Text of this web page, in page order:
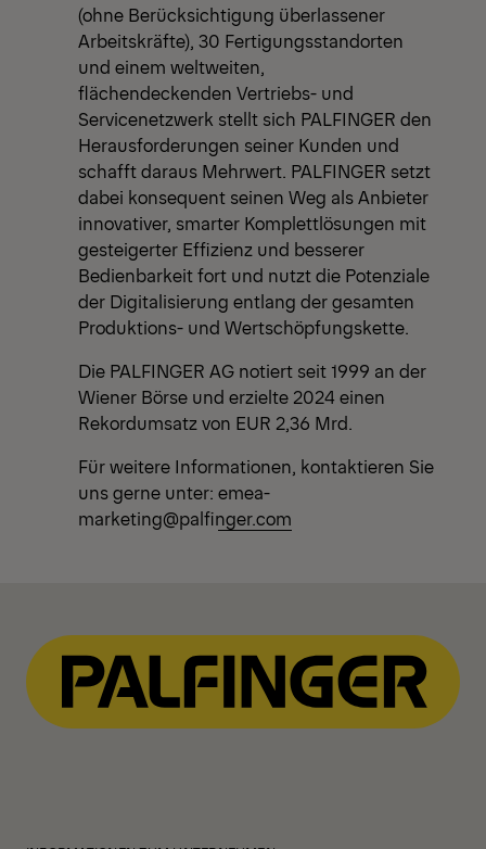
(ohne Berücksichtigung überlassener
Arbeitskräfte), 30 Fertigungsstandorten
und einem weltweiten,
flächendeckenden Vertriebs- und
Servicenetzwerk stellt sich PALFINGER den
Herausforderungen seiner Kunden und
schafft daraus Mehrwert. PALFINGER setzt
dabei konsequent seinen Weg als Anbieter
innovativer, smarter Komplettlösungen mit
gesteigerter Effizienz und besserer
Bedienbarkeit fort und nutzt die Potenziale
der Digitalisierung entlang der gesamten
Produktions- und Wertschöpfungskette.
Die PALFINGER AG notiert seit 1999 an der
Wiener Börse und erzielte 2024 einen
Rekordumsatz von EUR 2,36 Mrd.
Für weitere Informationen, kontaktieren Sie
uns gerne unter: emea-
marketing@palfinger.com